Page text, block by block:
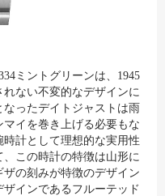
ミントグリーンは、1945
ない不変的なデザインに
ったデイトジャストは雨
イを巻き上げる必要もな
計として理想的な実用性
この時計の特徴は山形に
の刻みが特徴のデザイン
インであるフルーテッド